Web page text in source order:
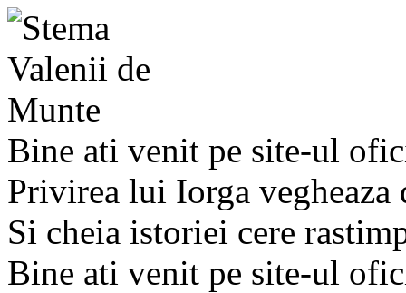
Bine ati venit pe site-ul
Privirea lui Iorga
Si cheia istoriei cere
Bine ati venit pe site-ul